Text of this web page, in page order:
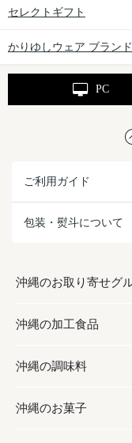
セレクトギフト
かりゆしウェア ブラン
PC
ご利用ガイド
包装・熨斗について
沖縄のお取り寄せグ
お取り寄せグルメ
フルーツ・野菜
お肉
沖縄の加工食品
加工食品
缶詰／パウチ
沖縄の調味料
調味料
沖縄のお菓子